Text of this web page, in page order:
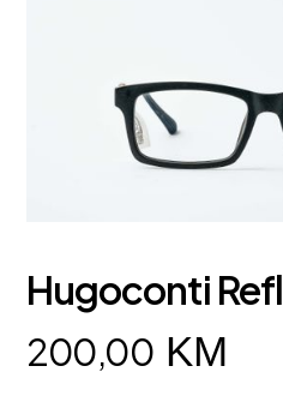
Hugoconti
200,00 KM